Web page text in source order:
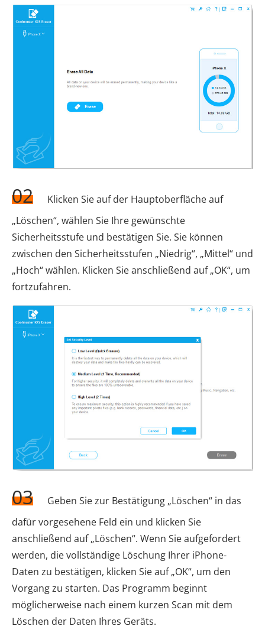
02
Klicken Sie auf der Hauptoberfläche auf
„Löschen“, wählen Sie Ihre gewünschte
Sicherheitsstufe und bestätigen Sie. Sie können
zwischen den Sicherheitsstufen „Niedrig“, „Mittel“ und
„Hoch“ wählen. Klicken Sie anschließend auf „OK“, um
fortzufahren.
03
Geben Sie zur Bestätigung „Löschen“ in das
dafür vorgesehene Feld ein und klicken Sie
anschließend auf „Löschen“. Wenn Sie aufgefordert
werden, die vollständige Löschung Ihrer iPhone-
Daten zu bestätigen, klicken Sie auf „OK“, um den
Vorgang zu starten. Das Programm beginnt
möglicherweise nach einem kurzen Scan mit dem
Löschen der Daten Ihres Geräts.